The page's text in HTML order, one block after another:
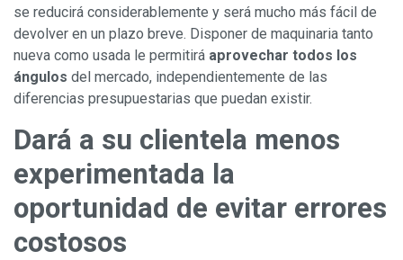
se reducirá considerablemente y será mucho más fácil de
devolver en un plazo breve. Disponer de maquinaria tanto
nueva como usada le permitirá aprovechar todos los
ángulos del mercado, independientemente de las
diferencias presupuestarias que puedan existir.
Dará a su clientela menos
experimentada la
oportunidad de evitar errores
costosos